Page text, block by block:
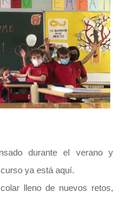
durante el verano y
ya está aquí.
lleno de nuevos retos,